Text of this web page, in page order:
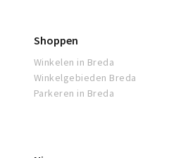
Shoppen
Winkelen in Breda
Winkelgebieden Breda
Parkeren in Breda